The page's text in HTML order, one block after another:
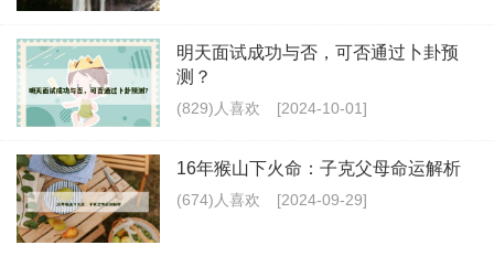
明天面试成功与否，可否通过卜卦预
测？
(829)人喜欢 [2024-10-01]
16年猴山下火命：子克父母命运解析
(674)人喜欢 [2024-09-29]